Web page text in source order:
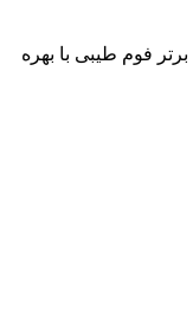
فوم طیبی با بهره